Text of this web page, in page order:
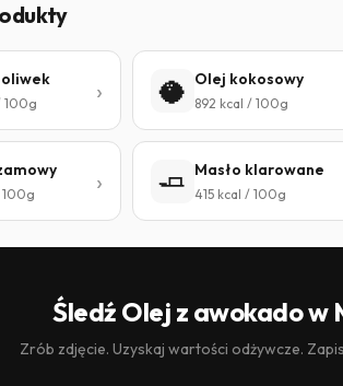
100g 🥥 Olej kokosowy
892 kcal / 100g
100g 🧈 Masło klarowane
415 kcal / 100g
Śledź Olej z awokado w
Zrób zdjęcie. Uzyskaj wartości odżywcze.